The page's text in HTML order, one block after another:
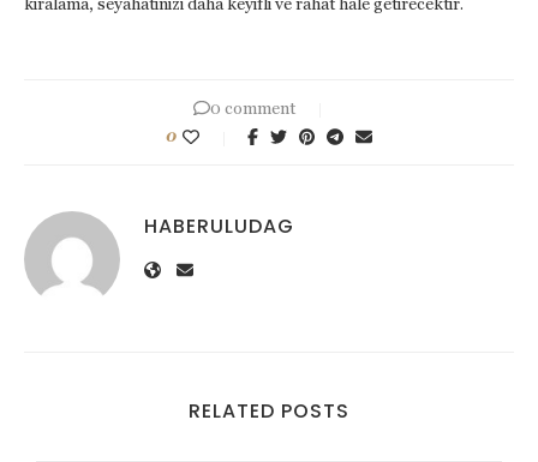
kiralama, seyahatinizi daha keyifli ve rahat hale getirecektir.
0 comment
0
HABERULUDAG
RELATED POSTS